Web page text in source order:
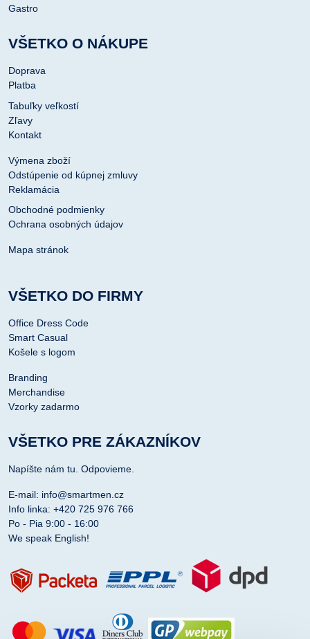
Gastro
VŠETKO O NÁKUPE
Doprava
Platba
Tabuľky veľkostí
Zľavy
Kontakt
Výmena zboží
Odstúpenie od kúpnej zmluvy
Reklamácia
Obchodné podmienky
Ochrana osobných údajov
Mapa stránok
VŠETKO DO FIRMY
Office Dress Code
Smart Casual
Košele s logom
Branding
Merchandise
Vzorky zadarmo
VŠETKO PRE ZÁKAZNÍKOV
Napíšte nám tu. Odpovieme.
E-mail: info@smartmen.cz
Info linka: +420 725 976 766
Po - Pia 9:00 - 16:00
We speak English!